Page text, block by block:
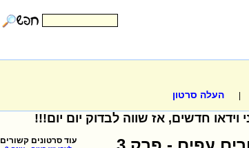
העלה סרטון
עוד סרטונים קשורים